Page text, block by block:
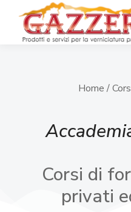
Home /
Corsi di
privati